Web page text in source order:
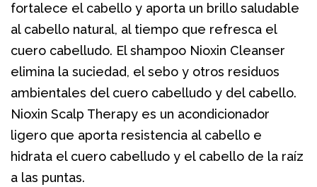
fortalece el cabello y aporta un brillo saludable
al cabello natural, al tiempo que refresca el
cuero cabelludo. El shampoo Nioxin Cleanser
elimina la suciedad, el sebo y otros residuos
ambientales del cuero cabelludo y del cabello.
Nioxin Scalp Therapy es un acondicionador
ligero que aporta resistencia al cabello e
hidrata el cuero cabelludo y el cabello de la raíz
a las puntas.